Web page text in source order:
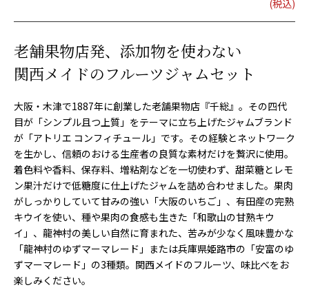
老舗果物店発、添加物を使わない
関西メイドのフルーツジャムセット
大阪・木津で1887年に創業した老舗果物店『千総』。その四代
目が「シンプル且つ上質」をテーマに立ち上げたジャムブランド
が「アトリエ コンフィチュール」です。その経験とネットワーク
を生かし、信頼のおける生産者の良質な素材だけを贅沢に使用。
着色料や香料、保存料、増粘剤などを一切使わず、甜菜糖とレモ
ン果汁だけで低糖度に仕上げたジャムを詰め合わせました。果肉
がしっかりしていて甘みの強い「大阪のいちご」、有田産の完熟
キウイを使い、種や果肉の食感も生きた「和歌山の甘熟キウ
イ」、龍神村の美しい自然に育まれた、苦みが少なく風味豊かな
「龍神村のゆずマーマレード」または兵庫県姫路市の「安富のゆ
ずマーマレード」の3種類。関西メイドのフルーツ、味比べをお
楽しみください。